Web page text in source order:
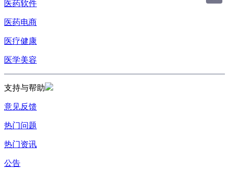
医药软件
医药电商
医疗健康
医学美容
支持与帮助
意见反馈
热门问题
热门资讯
公告